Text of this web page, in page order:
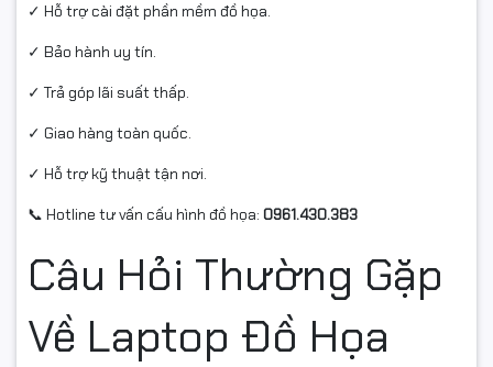
✓ Hỗ trợ cài đặt phần mềm đồ họa.
✓ Bảo hành uy tín.
✓ Trả góp lãi suất thấp.
✓ Giao hàng toàn quốc.
✓ Hỗ trợ kỹ thuật tận nơi.
📞 Hotline tư vấn cấu hình đồ họa: 0961.430.383
Câu Hỏi Thường Gặp
Về Laptop Đồ Họa